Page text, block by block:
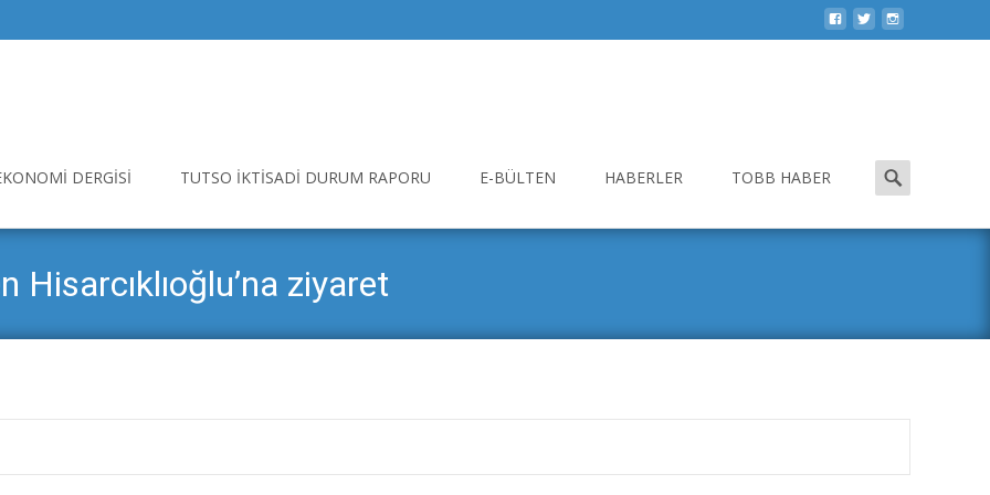
DERGISI TUTSO İKTISADI DURUM RAPORU E-BÜLTEN HABERLER TOBB HABER
Search
for:
Hisarcıklıoğlu’na ziyaret